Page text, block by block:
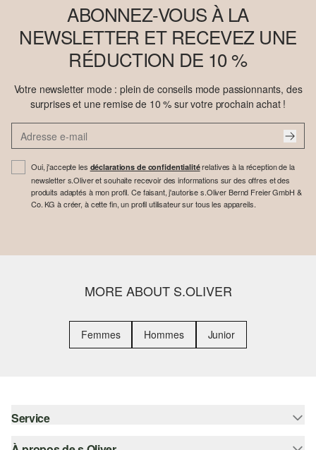
ABONNEZ-VOUS À LA
NEWSLETTER ET RECEVEZ UNE
RÉDUCTION DE 10 %
Votre newsletter mode : plein de conseils mode passionnants, des
surprises et une remise de 10 % sur votre prochain achat !
Oui, j'accepte les déclarations de confidentialitérelatives à la réception de la
newsletter s.Oliver et souhaite recevoir des informations sur des offres et des
produits adaptés à mon profil. Ce faisant, j'autorise s.Oliver Bernd Freier GmbH &
Co. KG à créer, à cette fin, un profil utilisateur sur tous les appareils.
MORE ABOUT S.OLIVER
Femmes Hommes Junior
Service